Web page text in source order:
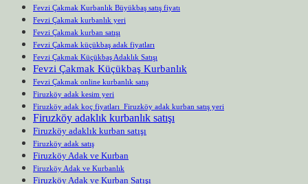
Fevzi Çakmak Kurbanlık Büyükbaş satış fiyatı
Fevzi Çakmak kurbanlık yeri
Fevzi Çakmak kurban satışı
Fevzi Çakmak küçükbaş adak fiyatları
Fevzi Çakmak Küçükbaş Adaklık Satışı
Fevzi Çakmak Küçükbaş Kurbanlık
Fevzi Çakmak online kurbanlık satış
Firuzköy adak kesim yeri
Firuzköy adak koç fiyatları Firuzköy adak kurban satış yeri
Firuzköy adaklık kurbanlık satışı
Firuzköy adaklık kurban satışı
Firuzköy adak satış
Firuzköy Adak ve Kurban
Firuzköy Adak ve Kurbanlık
Firuzköy Adak ve Kurban Satışı